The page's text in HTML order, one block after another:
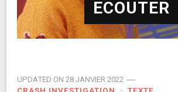
ECOUTER
UPDATED ON 28 JANVIER 2022